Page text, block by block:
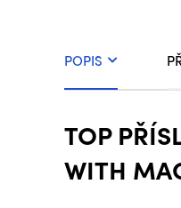
POPIS
TOP
WITH